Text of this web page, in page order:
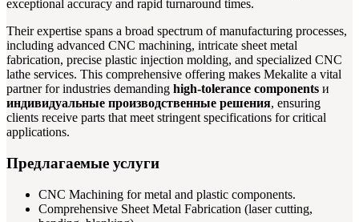
exceptional accuracy and rapid turnaround times.
Their expertise spans a broad spectrum of manufacturing processes,
including advanced CNC machining, intricate sheet metal
fabrication, precise plastic injection molding, and specialized CNC
lathe services. This comprehensive offering makes Mekalite a vital
partner for industries demanding high-tolerance components и
индивидуальные производственные решения, ensuring
clients receive parts that meet stringent specifications for critical
applications.
Предлагаемые услуги
CNC Machining for metal and plastic components.
Comprehensive Sheet Metal Fabrication (laser cutting,